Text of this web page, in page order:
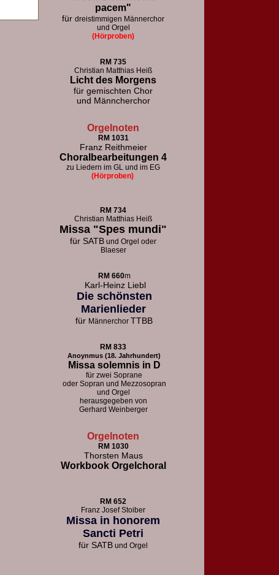
pacem"
für dreistimmigen Männerchor
und Orgel
(Hörproben)
RM 735
Christian Matthias Heiß
Licht des Morgens
für gemischten Chor
und Männcherchor
Orgelnoten
RM 1031
Franz Reithmeier
Choralbearbeitungen 4
zu Liedern im GL und im EG
(Hörproben)
RM 734
Christian Matthias Heiß
Missa "Spes mundi"
für SATB und Orgel oder
Blaeser
RM 660m
Karl-Heinz Liebl
Die schönsten
Marienlieder
für Männerchor TTBB
RM 833
Anoynmus (18. Jahrhundert)
Missa solemnis in D
für zwei Soprane
oder Sopran und Mezzosopran
und Orgel
herausgegeben von
Gerhard Weinberger
Orgelnoten
RM 1030
Thorsten Maus
Workbook Orgelchoral
RM 652
Franz Josef Stoiber
Missa in honorem
Sancti Petri
für SATB und Orgel